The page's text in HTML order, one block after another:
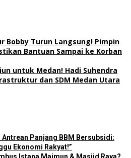
Bobby Turun Langsung! Pimpin
Bantuan Sampai ke Korban
untuk Medan! Hadi Suhendra
dan SDM Medan Utara
Panjang BBM Bersubsidi:
Ekonomi Rakyat!”